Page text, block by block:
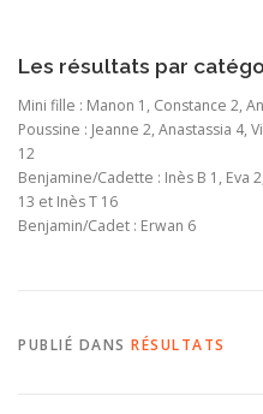
Les résultats par
Mini fille : Manon 1, Constance 2,
Poussine : Jeanne 2, Anastassia 4,
12
Benjamine/Cadette : Inès B 1, Eva
13 et Inès T 16
Benjamin/Cadet : Erwan 6
PUBLIÉ DANS RÉSULTATS